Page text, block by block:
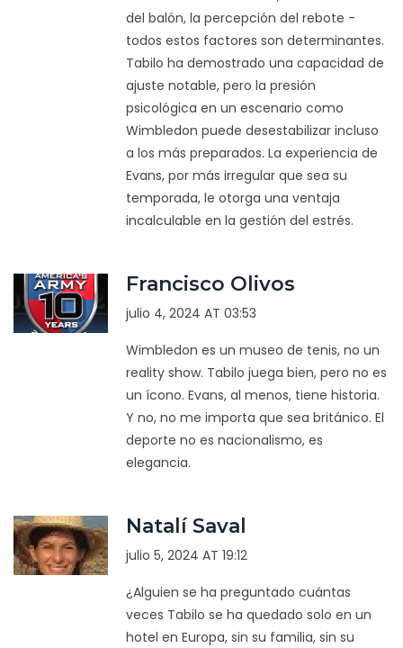
del balón, la percepción del rebote -
todos estos factores son determinantes.
Tabilo ha demostrado una capacidad de
ajuste notable, pero la presión
psicológica en un escenario como
Wimbledon puede desestabilizar incluso
a los más preparados. La experiencia de
Evans, por más irregular que sea su
temporada, le otorga una ventaja
incalculable en la gestión del estrés.
Francisco Olivos
julio 4, 2024 AT 03:53
Wimbledon es un museo de tenis, no un
reality show. Tabilo juega bien, pero no es
un ícono. Evans, al menos, tiene historia.
Y no, no me importa que sea británico. El
deporte no es nacionalismo, es
elegancia.
Natalí Saval
julio 5, 2024 AT 19:12
¿Alguien se ha preguntado cuántas
veces Tabilo se ha quedado solo en un
hotel en Europa, sin su familia, sin su